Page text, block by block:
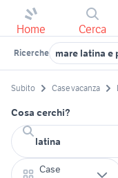
Home Cerca
Ricerche mare latina e
Subito Case vacanza
Cosa cerchi?
Case